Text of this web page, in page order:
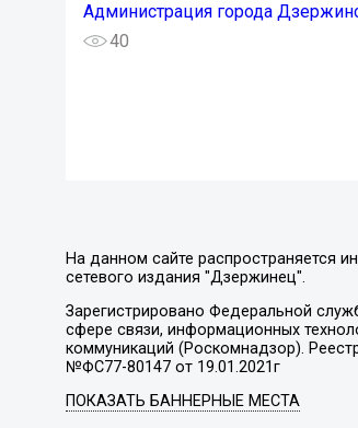
Администрация города
40
На данном сайте распространяется
сетевого издания "Дзержинец".
Зарегистрировано Федеральной
сфере связи, информационных
коммуникаций (Роскомнадзор).
№ФС77-80147 от 19.01.2021г
ПОКАЗАТЬ БАННЕРНЫЕ МЕСТА